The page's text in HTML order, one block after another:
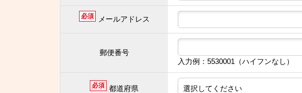
必須 メールアドレス
郵便番号
入力例：5530001（ハイフンなし）
必須 都道府県